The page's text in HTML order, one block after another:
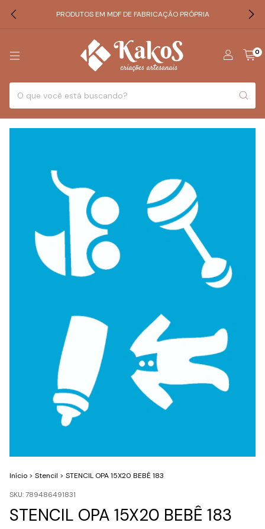
PRODUTOS EM MDF DE FABRICAÇÃO PRÓPRIA
0
Início > Stencil > STENCIL OPA 15X20 BEBÊ 183
SKU:789486491831
STENCIL OPA 15X20 BEBÊ 183